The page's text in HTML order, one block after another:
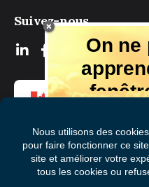
Suivez-nous
On ne
et de ceux qui
Recevez
des idées dans